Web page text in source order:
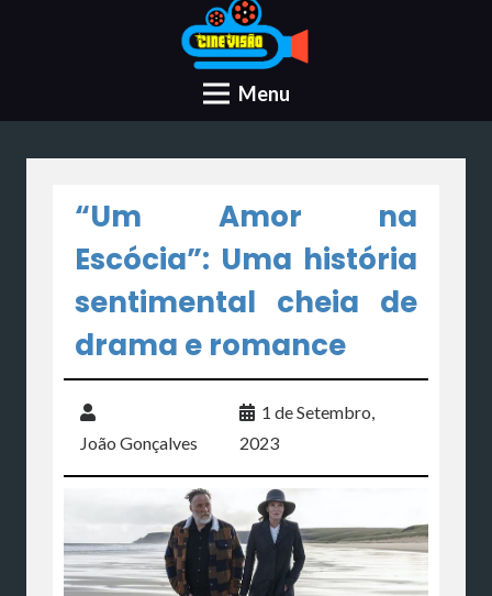
Menu
“Um Amor na
Escócia”: Uma história
sentimental cheia de
drama e romance
João Gonçalves
1 de Setembro,
2023